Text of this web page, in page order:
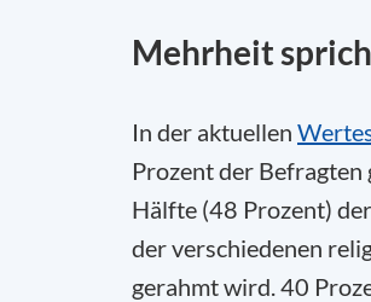
Mehrheit
In der aktuellen
Prozent der Befragten
Hälfte (48 Prozent)
der verschiedenen
gerahmt wird. 40